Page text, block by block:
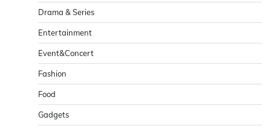
Drama & Series
Entertainment
Event&Concert
Fashion
Food
Gadgets